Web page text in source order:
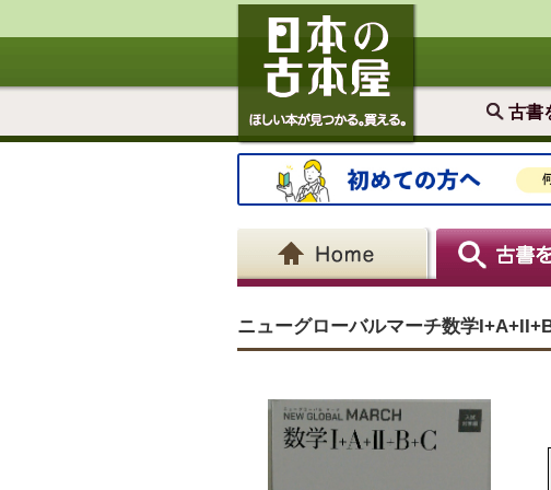
古書
ニューグローバルマーチ数学